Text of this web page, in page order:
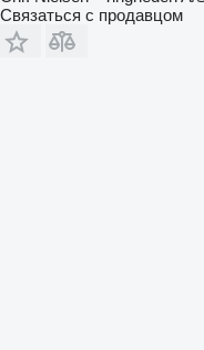
Связаться с продавцом